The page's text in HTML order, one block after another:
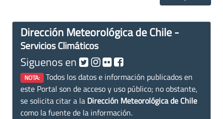
Dirección Meteorológica de Chile -
Servicios Climáticos
Siguenos en
NOTA: Todos los datos e información publicados en
este Portal son de acceso y uso público; no obstante,
se solicita citar a la Dirección Meteorológica de Chile
como la fuente de la información.